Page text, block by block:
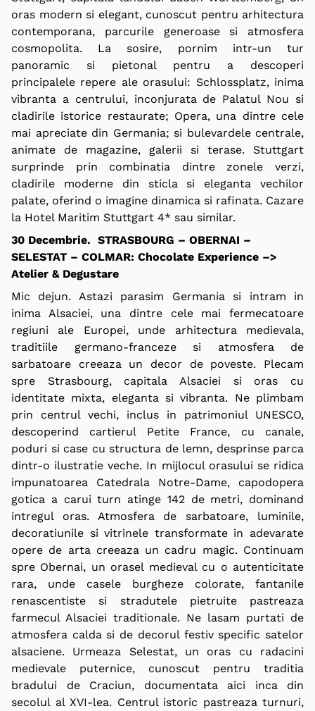
oras modern si elegant, cunoscut pentru arhitectura
contemporana, parcurile generoase si atmosfera
cosmopolita. La sosire, pornim intr-un tur
panoramic si pietonal pentru a descoperi
principalele repere ale orasului: Schlossplatz, inima
vibranta a centrului, inconjurata de Palatul Nou si
cladirile istorice restaurate; Opera, una dintre cele
mai apreciate din Germania; si bulevardele centrale,
animate de magazine, galerii si terase. Stuttgart
surprinde prin combinatia dintre zonele verzi,
cladirile moderne din sticla si eleganta vechilor
palate, oferind o imagine dinamica si rafinata. Cazare
la Hotel Maritim Stuttgart 4* sau similar.
30 Decembrie. STRASBOURG – OBERNAI –
SELESTAT – COLMAR: Chocolate Experience –>
Atelier & Degustare
Mic dejun. Astazi parasim Germania si intram in
inima Alsaciei, una dintre cele mai fermecatoare
regiuni ale Europei, unde arhitectura medievala,
traditiile germano-franceze si atmosfera de
sarbatoare creeaza un decor de poveste. Plecam
spre Strasbourg, capitala Alsaciei si oras cu
identitate mixta, eleganta si vibranta. Ne plimbam
prin centrul vechi, inclus in patrimoniul UNESCO,
descoperind cartierul Petite France, cu canale,
poduri si case cu structura de lemn, desprinse parca
dintr-o ilustratie veche. In mijlocul orasului se ridica
impunatoarea Catedrala Notre-Dame, capodopera
gotica a carui turn atinge 142 de metri, dominand
intregul oras. Atmosfera de sarbatoare, luminile,
decoratiunile si vitrinele transformate in adevarate
opere de arta creeaza un cadru magic. Continuam
spre Obernai, un orasel medieval cu o autenticitate
rara, unde casele burgheze colorate, fantanile
renascentiste si stradutele pietruite pastreaza
farmecul Alsaciei traditionale. Ne lasam purtati de
atmosfera calda si de decorul festiv specific satelor
alsaciene. Urmeaza Selestat, un oras cu radacini
medievale puternice, cunoscut pentru traditia
bradului de Craciun, documentata aici inca din
secolul al XVI-lea. Centrul istoric pastreaza turnuri,